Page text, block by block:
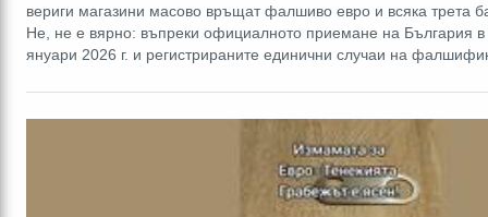
вериги магазини масово връщат фалшиво евро и всяка трета
Не, не е вярно: въпреки официалното приемане на България в
януари 2026 г. и регистрираните единични случаи на